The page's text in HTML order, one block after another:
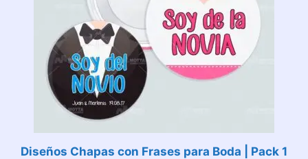
Diseños Chapas con Frases para Boda | Pack 1